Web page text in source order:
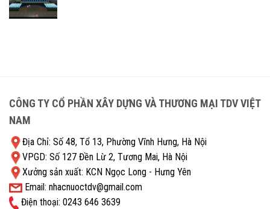
CÔNG TY CỔ PHẦN XÂY DỰNG VÀ THƯƠNG MẠI TDV VIỆT
NAM
Địa Chỉ: Số 48, Tổ 13, Phường Vĩnh Hưng, Hà Nội
VPGD: Số 127 Đền Lừ 2, Tương Mai, Hà Nội
Xưởng sản xuất: KCN Ngọc Long - Hưng Yên
Email: nhacnuoctdv@gmail.com
Điện thoại: 0243 646 3639